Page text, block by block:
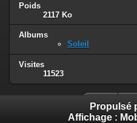
Poids
2117 Ko
Albums
Soleil
Visites
11523
Propulsé
Affichage :